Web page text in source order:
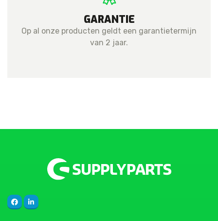
GARANTIE
Op al onze producten geldt een garantietermijn
van 2 jaar.